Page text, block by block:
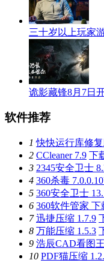
三十岁以上玩家
诡影藏锋8月7日
软件推荐
1 快快运行库修
2 CCleaner 7.9 下
3 2345安全卫士
4 360杀毒
5 360安全卫士
6 360软件管家 下
7 迅捷压缩 1.7.9
8 万能压缩 1.5.3
9 浩辰CAD看图
10 PDF猫压缩